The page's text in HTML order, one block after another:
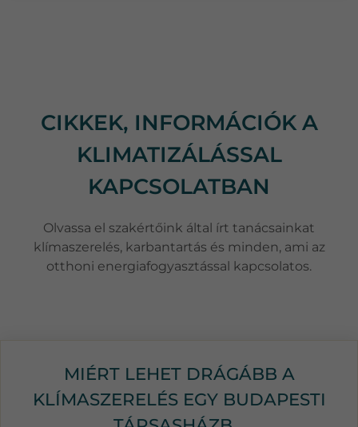
CIKKEK, INFORMÁCIÓK A
KLIMATIZÁLÁSSAL
KAPCSOLATBAN
Olvassa el szakértőink által írt tanácsainkat
klímaszerelés, karbantartás és minden, ami az
otthoni energiafogyasztással kapcsolatos.
MIÉRT LEHET DRÁGÁBB A
KLÍMASZERELÉS EGY BUDAPESTI